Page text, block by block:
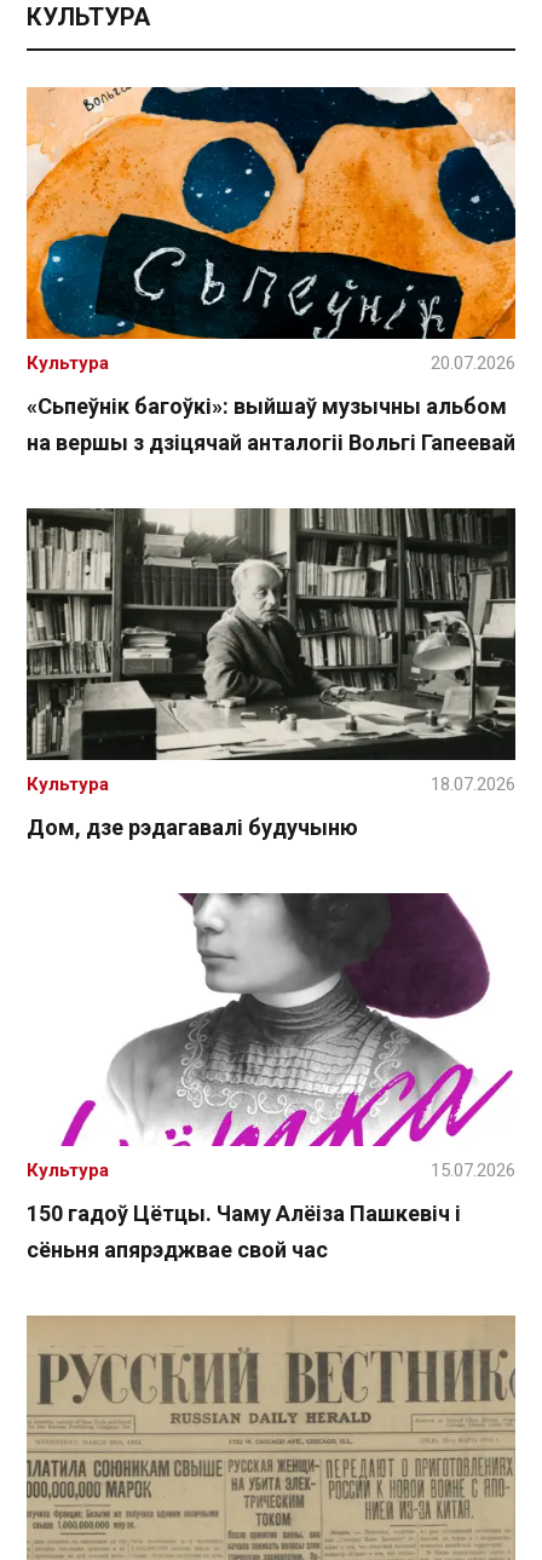
КУЛЬТУРА
«Сьпеўнік багоўкі»: выйшаў музычны альбом
на вершы з дзіцячай анталогіі Вольгі Гапеевай
Культура 20.07.2026
Дом, дзе рэдагавалі будучыню
Культура 18.07.2026
150 гадоў Цётцы. Чаму Алёіза Пашкевіч і
сёньня апярэджвае свой час
Культура 15.07.2026